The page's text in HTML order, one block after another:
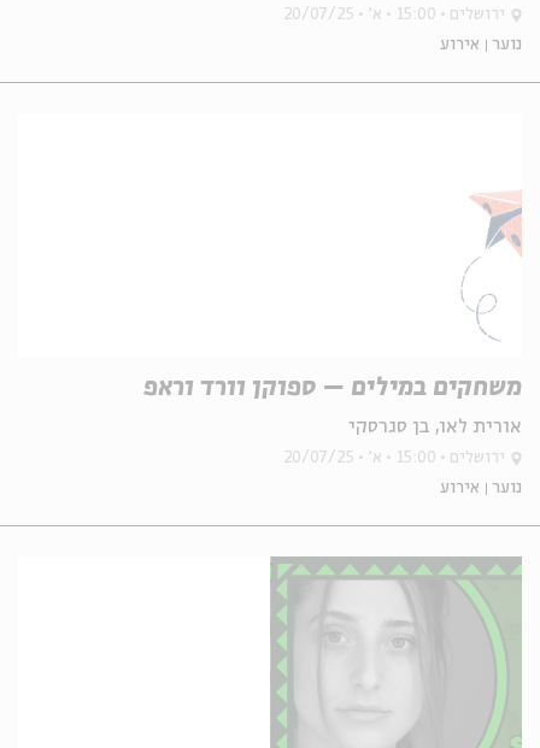
נוער אירוע
ירושלים 15:00 א' 20/07/25
משחקים במילים – ספוקן וורד וראפ
אורית לאו, בן סגרסקי
נוער אירוע
ירושלים 15:00 א' 20/07/25